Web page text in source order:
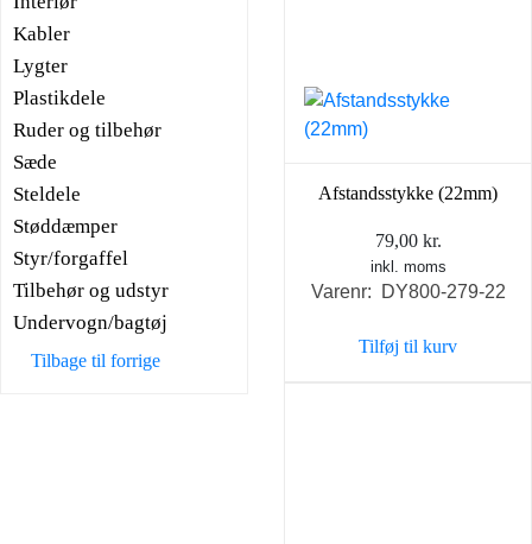
Kabler
Lygter
Plastikdele
Ruder og tilbehør
Sæde
Steldele
Støddæmper
Styr/forgaffel
Tilbehør og udstyr
Undervogn/bagtøj
Tilbage til forrige
Afstandsstykke (22mm)
79,00 kr.
inkl. moms
Varenr: DY800-279-22
Tilføj til kurv